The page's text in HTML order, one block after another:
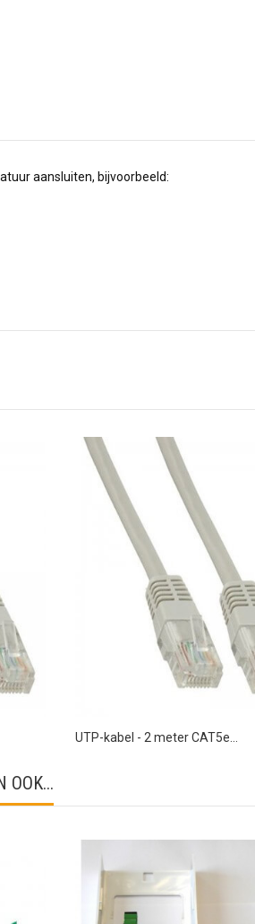
aansluiten, bijvoorbeeld:
UTP-kabel - 2 meter CAT5e...
OOK...